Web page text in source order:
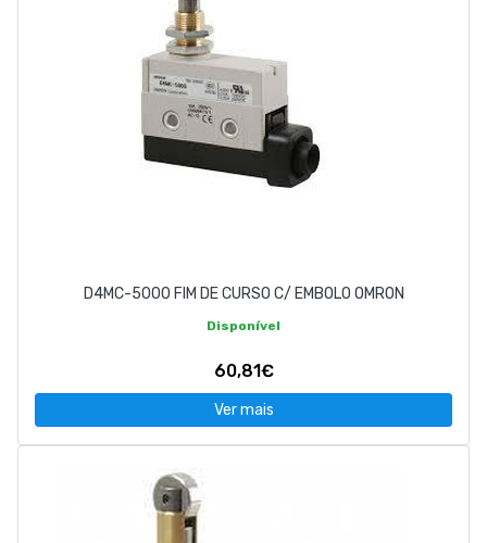
D4MC-5000 FIM DE CURSO C/ EMBOLO OMRON
Disponível
60,81€
Ver mais